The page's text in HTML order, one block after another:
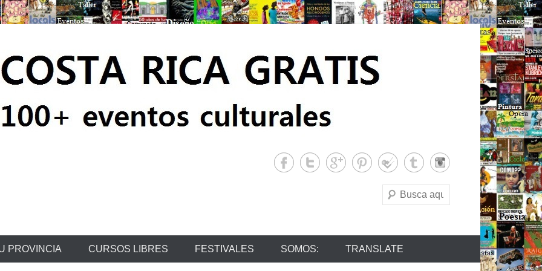
Buscar
PROVINCIA CURSOS LIBRES FESTIVALES SOMOS: TRANSLATE